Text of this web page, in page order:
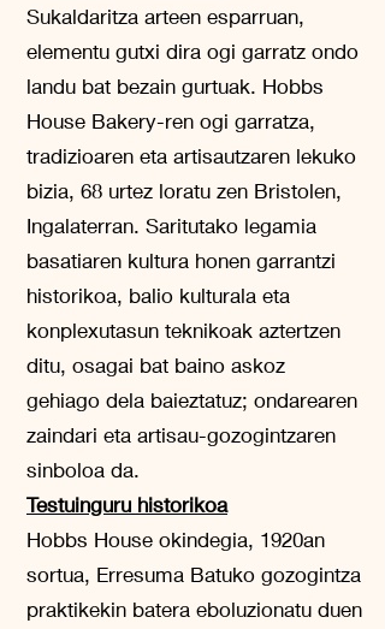
Sukaldaritza arteen esparruan,
elementu gutxi dira ogi garratz ondo
landu bat bezain gurtuak. Hobbs
House Bakery-ren ogi garratza,
tradizioaren eta artisautzaren lekuko
bizia, 68 urtez loratu zen Bristolen,
Ingalaterran. Saritutako legamia
basatiaren kultura honen garrantzi
historikoa, balio kulturala eta
konplexutasun teknikoak aztertzen
ditu, osagai bat baino askoz
gehiago dela baieztatuz; ondarearen
zaindari eta artisau-gozogintzaren
sinboloa da.
Testuinguru historikoa
Hobbs House okindegia, 1920an
sortua, Erresuma Batuko gozogintza
praktikekin batera eboluzionatu duen